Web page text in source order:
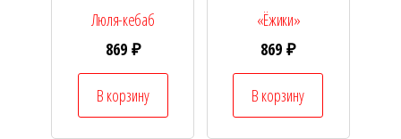
Люля-кебаб
869 ₽
В корзину
«Ёжики»
869₽
В корзину